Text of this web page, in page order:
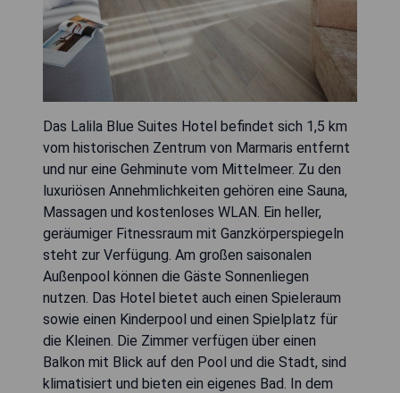
Das Lalila Blue Suites Hotel befindet sich 1,5 km
vom historischen Zentrum von Marmaris entfernt
und nur eine Gehminute vom Mittelmeer. Zu den
luxuriösen Annehmlichkeiten gehören eine Sauna,
Massagen und kostenloses WLAN. Ein heller,
geräumiger Fitnessraum mit Ganzkörperspiegeln
steht zur Verfügung. Am großen saisonalen
Außenpool können die Gäste Sonnenliegen
nutzen. Das Hotel bietet auch einen Spieleraum
sowie einen Kinderpool und einen Spielplatz für
die Kleinen. Die Zimmer verfügen über einen
Balkon mit Blick auf den Pool und die Stadt, sind
klimatisiert und bieten ein eigenes Bad. In dem